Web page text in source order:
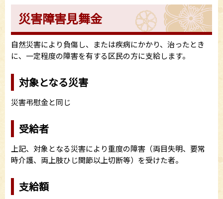
災害障害見舞金
自然災害により負傷し、または疾病にかかり、治ったとき
に、一定程度の障害を有する区民の方に支給します。
対象となる災害
災害弔慰金と同じ
受給者
上記、対象となる災害により重度の障害（両目失明、要常
時介護、両上肢ひじ関節以上切断等）を受けた者。
支給額